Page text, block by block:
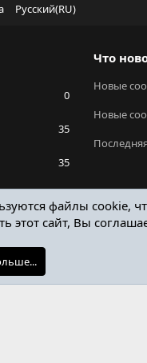
Русский(RU)
0
35
35
включать
Что
Новые
Новые
файлы cookie,
этот сайт, Вы